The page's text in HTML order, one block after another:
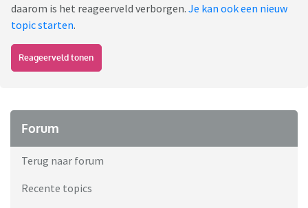
daarom is het reageerveld verborgen. Je kan ook een nieuw
topic starten.
Reageerveld tonen
Forum
Terug naar forum
Recente topics